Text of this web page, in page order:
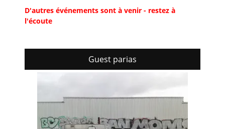
D'autres événements sont à venir - restez à
l'écoute
Guest parias